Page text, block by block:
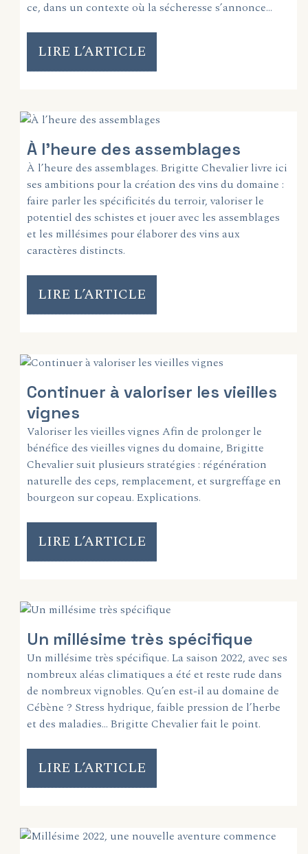
ce, dans un contexte où la sécheresse s’annonce…
LIRE L’ARTICLE
À l’heure des assemblages
À l’heure des assemblages. Brigitte Chevalier livre ici
ses ambitions pour la création des vins du domaine :
faire parler les spécificités du terroir, valoriser le
potentiel des schistes et jouer avec les assemblages
et les millésimes pour élaborer des vins aux
caractères distincts.
LIRE L’ARTICLE
Continuer à valoriser les vieilles
vignes
Valoriser les vieilles vignes Afin de prolonger le
bénéfice des vieilles vignes du domaine, Brigitte
Chevalier suit plusieurs stratégies : régénération
naturelle des ceps, remplacement, et surgreffage en
bourgeon sur copeau. Explications.
LIRE L’ARTICLE
Un millésime très spécifique
Un millésime très spécifique. La saison 2022, avec ses
nombreux aléas climatiques a été et reste rude dans
de nombreux vignobles. Qu’en est-il au domaine de
Cébène ? Stress hydrique, faible pression de l’herbe
et des maladies… Brigitte Chevalier fait le point.
LIRE L’ARTICLE